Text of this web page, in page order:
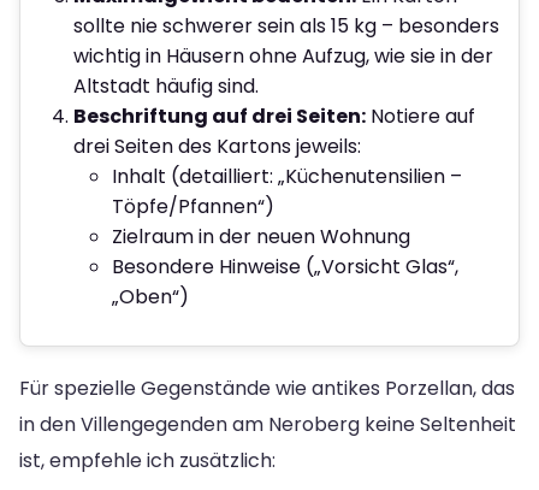
sollte nie schwerer sein als 15 kg – besonders
wichtig in Häusern ohne Aufzug, wie sie in der
Altstadt häufig sind.
Beschriftung auf drei Seiten: Notiere auf
drei Seiten des Kartons jeweils:
Inhalt (detailliert: „Küchenutensilien –
Töpfe/Pfannen“)
Zielraum in der neuen Wohnung
Besondere Hinweise („Vorsicht Glas“,
„Oben“)
Für spezielle Gegenstände wie antikes Porzellan, das
in den Villengegenden am Neroberg keine Seltenheit
ist, empfehle ich zusätzlich: